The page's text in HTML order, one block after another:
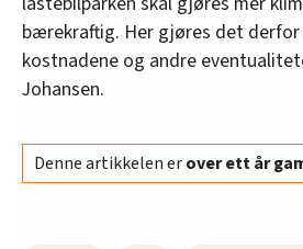
oversikten lengre ned på denne
bærekraftig. Her gjøres det derfor
kostnadene og andre
Johansen.
Denne artikkelen erover ett år